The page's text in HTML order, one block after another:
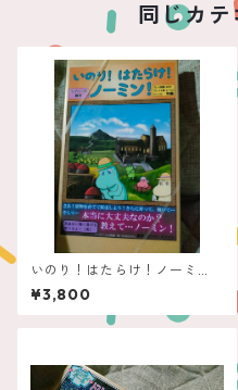
同じカ
いのり！はたらけ！ノーミ
ン！
¥3,800